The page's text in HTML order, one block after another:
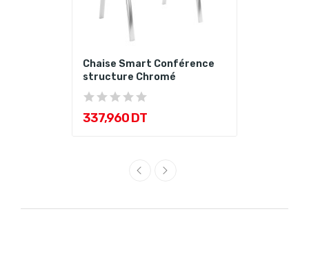
Chaise Smart Conférence
structure Chromé
337,960 DT